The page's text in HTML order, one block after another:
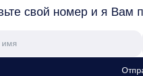
свой номер и я Вам